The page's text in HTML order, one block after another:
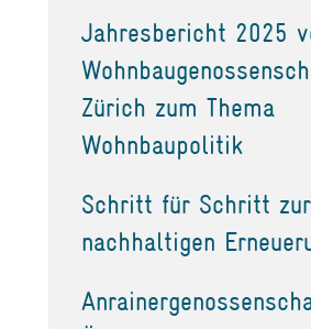
Jahresbericht 2025
Zürich zum Thema
Wohnbaupolitik
Schritt für Schritt zur
nachhaltigen